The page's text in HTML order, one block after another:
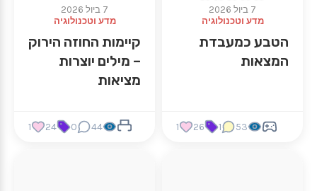
7 ביול 2026
מדע וטכנולוגיה
הטבע כמעבדת
המצאות
53
1
26
1
7 ביול 2026
מדע וטכנולוגיה
קיימות החוזה הירוק
– מילים יוצרות
מציאות
44
0
24
1